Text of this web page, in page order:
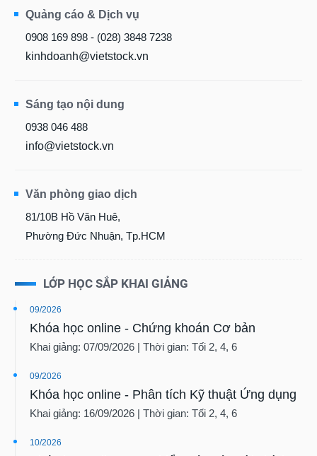
0908 169 898 - (028) 3848 7238
kinhdoanh@vietstock.vn
0938 046 488
info@vietstock.vn
81/10B Hồ Văn Huê,
Phường Đức Nhuận, Tp.HCM
Khóa học online - Chứng khoán Cơ bản
Khai giảng: 07/09/2026 | Thời gian: Tối 2, 4, 6
Khóa học online - Phân tích Kỹ thuật Ứng dụng
Khai giảng: 16/09/2026 | Thời gian: Tối 2, 4, 6
Khóa học online - Đọc hiểu Báo cáo Tài chính